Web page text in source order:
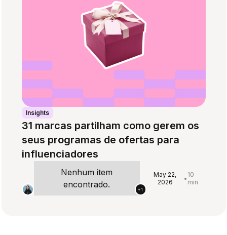
Insights
31 marcas partilham como gerem os
seus programas de ofertas para
influenciadores
Nenhum item
encontrado.
+1
May 22,
2026
• 10
min